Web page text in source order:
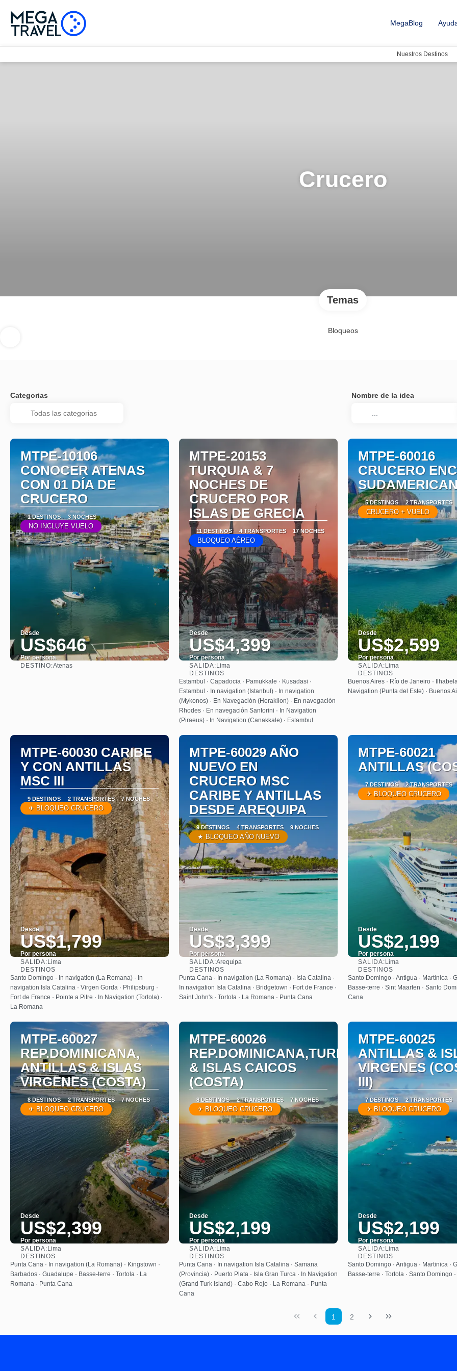
MegaBlog
Nuestros Destinos
Crucero
Temas
Bloqueos
Categorias Nombre de la idea
MTPE-10106
CONOCER ATENAS
CON 01 DÍA DE
CRUCERO
1 DESTINOS 3 NOCHES
NO INCLUYE VUELO
Desde
US$646
Por persona
DESTINO:Atenas
MTPE-20153
TURQUIA & 7
NOCHES DE
CRUCERO POR
ISLAS DE GRECIA
11 DESTINOS 4 TRANSPORTES 17 NOCHES
BLOQUEO AÉREO
Desde
US$4,399
Por persona
SALIDA: Lima
DESTINOS
Estambul · Capadocia · Pamukkale · Kusadasi ·
Estambul · In navigation (Istanbul) · In navigation
(Mykonos) · En Navegación (Heraklion) · En navegación
Rhodes · En navegación Santorini · In Navigation
(Piraeus) · In Navigation (Canakkale) · Estambul
MTPE-60016
CRUCERO
5 DESTINOS 2 TRANSPORTES
CRUCERO + VUELO
Desde
US$2,599
Por persona
SALIDA: Lima
DESTINOS
Buenos Aires · Río de Janeiro ·
Navigation (Punta del Este) · Buenos
MTPE-60030 CARIBE
Y CON ANTILLAS
MSC III
9 DESTINOS 2 TRANSPORTES 7 NOCHES
✈ BLOQUEO CRUCERO
Desde
US$1,799
Por persona
SALIDA: Lima
DESTINOS
Santo Domingo · In navigation (La Romana) · In
navigation Isla Catalina · Virgen Gorda · Philipsburg ·
Fort de France · Pointe a Pitre · In Navigation (Tortola) ·
La Romana
MTPE-60029 AÑO
NUEVO EN
CRUCERO MSC
CARIBE Y ANTILLAS
DESDE AREQUIPA
9 DESTINOS 4 TRANSPORTES 9 NOCHES
★ BLOQUEO AÑO NUEVO
Desde
US$3,399
Por persona
SALIDA:Arequipa
DESTINOS
Punta Cana · In navigation (La Romana) · Isla Catalina ·
In navigation Isla Catalina · Bridgetown · Fort de France ·
Saint John's · Tortola · La Romana · Punta Cana
MTPE-60021
ANTILLAS
7 DESTINOS 2 TRANSPORTES
✈ BLOQUEO CRUCERO
Desde
US$2,199
Por persona
SALIDA: Lima
DESTINOS
Santo Domingo · Antigua · Martinica ·
Basse-terre · Sint Maarten · Santo
Cana
MTPE-60027
REP.DOMINICANA,
ANTILLAS & ISLAS
VIRGENES (COSTA)
8 DESTINOS 2 TRANSPORTES 7 NOCHES
✈ BLOQUEO CRUCERO
Desde
US$2,399
Por persona
SALIDA: Lima
DESTINOS
Punta Cana · In navigation (La Romana) · Kingstown ·
Barbados · Guadalupe · Basse-terre · Tortola · La
Romana · Punta Cana
MTPE-60026
REP.DOMINICANA,TURKS
& ISLAS CAICOS
(COSTA)
8 DESTINOS 2 TRANSPORTES 7 NOCHES
✈ BLOQUEO CRUCERO
Desde
US$2,199
Por persona
SALIDA: Lima
DESTINOS
Punta Cana · In navigation Isla Catalina · Samana
(Provincia) · Puerto Plata · Isla Gran Turca · In Navigation
(Grand Turk Island) · Cabo Rojo · La Romana · Punta
Cana
MTPE-60025
ANTILLAS &
VIRGENES
III)
7 DESTINOS 2 TRANSPORTES
✈ BLOQUEO CRUCERO
Desde
US$2,199
Por persona
SALIDA: Lima
DESTINOS
Santo Domingo · Antigua · Martinica ·
Basse-terre · Tortola · Santo Domingo
1 2